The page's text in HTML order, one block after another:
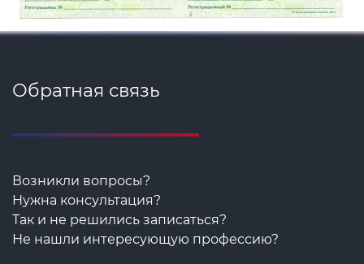
Обратная связь
Возникли вопросы?
Нужна консультация?
Так и не решились записаться?
Не нашли интересующую профессию?